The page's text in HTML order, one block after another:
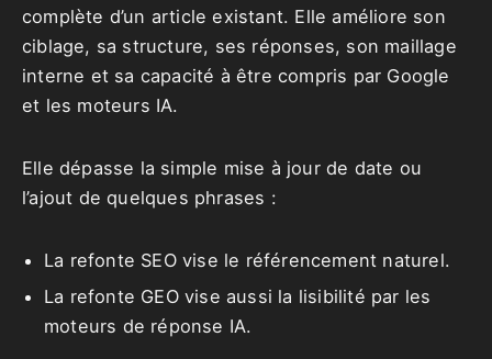
complète d’un article existant. Elle améliore son
ciblage, sa structure, ses réponses, son maillage
interne et sa capacité à être compris par Google
et les moteurs IA.
Elle dépasse la simple mise à jour de date ou
l’ajout de quelques phrases :
La refonte SEO vise le référencement naturel.
La refonte GEO vise aussi la lisibilité par les
moteurs de réponse IA.